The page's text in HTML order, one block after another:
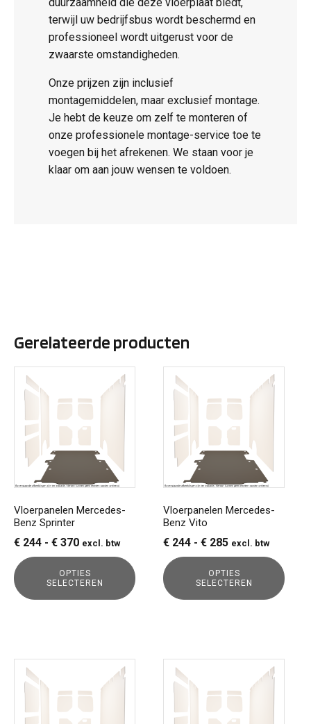
terwijl uw bedrijfsbus wordt beschermd en
professioneel wordt uitgerust voor de
zwaarste omstandigheden.
Onze prijzen zijn inclusief
montagemiddelen, maar exclusief montage.
Je hebt de keuze om zelf te monteren of
onze professionele montage-service toe te
voegen bij het afrekenen. We staan voor je
klaar om aan jouw wensen te voldoen.
Gerelateerde producten
Vloerpanelen Mercedes-
Benz Sprinter
€ 244 - € 370Prijsklasse:
€ 244
tot
excl. btw
OPTIES
SELECTEREN
product
meerdere
variaties.
Deze
kan
gekozen
worden
op
de
productpagina
Vloerpanelen Mercedes-
Benz Vito
€ 244 - € 285Prijsklasse:
€ 244
tot
excl. btw
OPTIES
SELECTEREN
product
meerdere
variaties.
Deze
kan
gekozen
worden
op
de
productpagina
product
meerdere
product
meerdere